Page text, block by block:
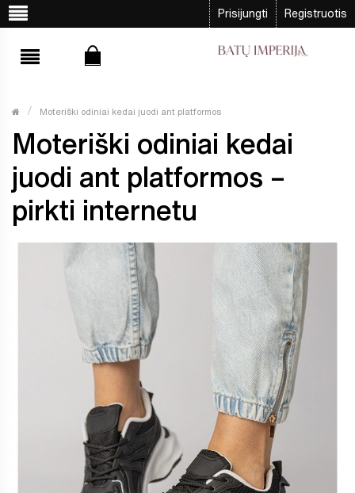
Prisijungti Registruotis
Moteriški odiniai kedai juodi ant platformos
Moteriški odiniai kedai
juodi ant platformos –
pirkti internetu